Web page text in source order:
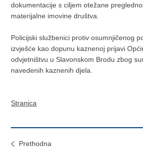
dokumentacije s ciljem otežane
materijalne imovine društva.
Policijski službenici protiv osumnjičenog
izvješće kao dopunu kaznenoj prijavi
odvjetništvu u Slavonskom Brodu zbog
navedenih kaznenih djela.
Stranica
Prethodna